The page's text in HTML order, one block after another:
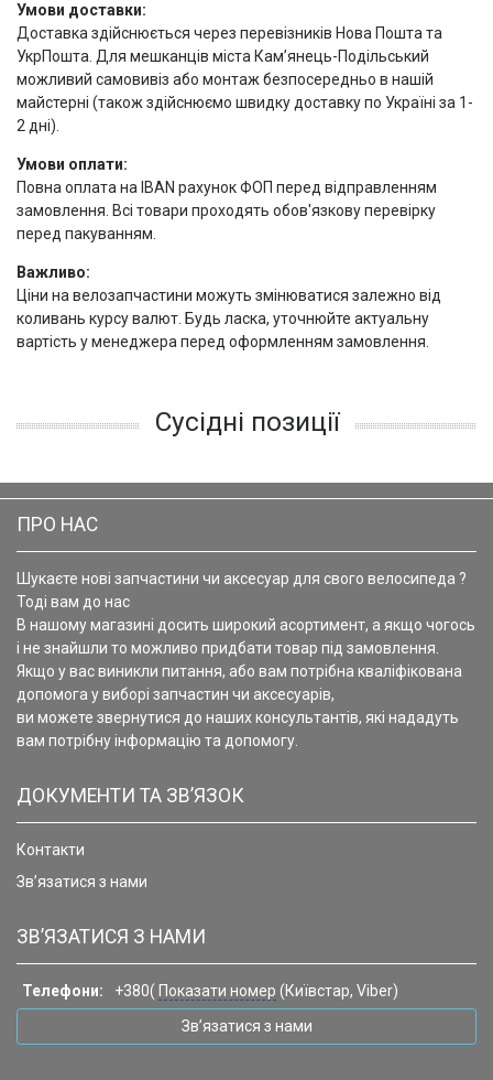
Умови доставки:
Доставка здійснюється через перевізників Нова Пошта та
УкрПошта. Для мешканців міста Кам’янець-Подільський
можливий самовивіз або монтаж безпосередньо в нашій
майстерні (також здійснюємо швидку доставку по Україні за 1-
2 дні).
Умови оплати:
Повна оплата на IBAN рахунок ФОП перед відправленням
замовлення. Всі товари проходять обов'язкову перевірку
перед пакуванням.
Важливо:
Ціни на велозапчастини можуть змінюватися залежно від
коливань курсу валют. Будь ласка, уточнюйте актуальну
вартість у менеджера перед оформленням замовлення.
Сусідні позиції
ПРО НАС
Шукаєте нові запчастини чи аксесуар для свого велосипеда ?
Тоді вам до нас
В нашому магазині досить широкий асортимент, а якщо чогось
і не знайшли то можливо придбати товар під замовлення.
Якщо у вас виникли питання, або вам потрібна кваліфікована
допомога у виборі запчастин чи аксесуарів,
ви можете звернутися до наших консультантів, які нададуть
вам потрібну інформацію та допомогу.
ДОКУМЕНТИ ТА ЗВ’ЯЗОК
Контакти
Зв’язатися з нами
ЗВ’ЯЗАТИСЯ З НАМИ
Телефони: +380( Показати номер (Київстар, Viber)
Зв’язатися з нами